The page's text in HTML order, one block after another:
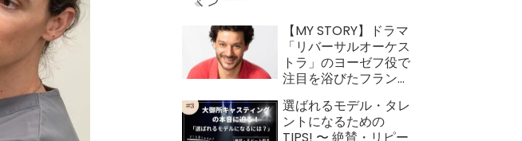
【MY STORY】ドラマ
「リバーサルオーケス
トラ」のヨーゼフ役で
注目を浴びたフランス
ルニエ
選ばれるモデル・タレ
ントになるための
TIPS! 〜 絶賛・リピー